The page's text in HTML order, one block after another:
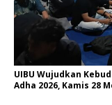
UIBU Wujudkan
Adha 2026, Kamis 28